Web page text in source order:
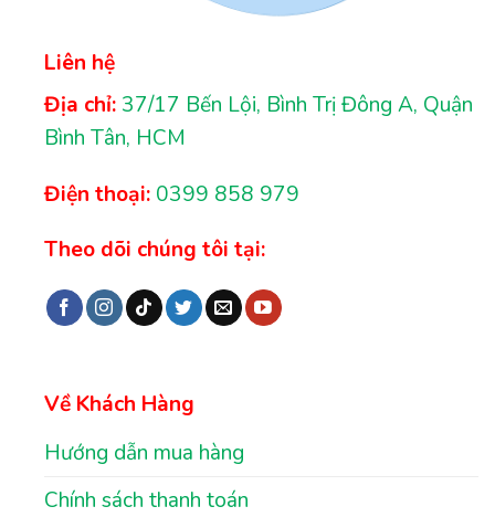
Liên hệ
Địa chỉ: 37/17 Bến Lội, Bình Trị Đông A, Quận
Bình Tân, HCM
Điện thoại: 0399 858 979
Theo dõi chúng tôi tại:
Về Khách Hàng
Hướng dẫn mua hàng
Chính sách thanh toán